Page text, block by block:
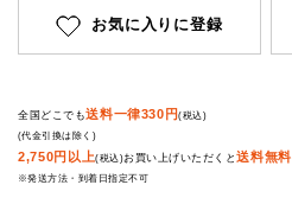
お気に入りに登録
全国どこでも送料一律330円(税込)
(代金引換は除く)
2,750円以上(税込)お買い上げいただくと送料無料
※発送方法・到着日指定不可